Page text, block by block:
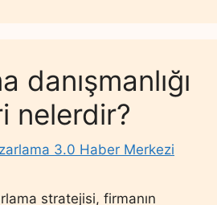
danışmanlığı
nelerdir?
3.0 Haber Merkezi
stratejisi, firmanın